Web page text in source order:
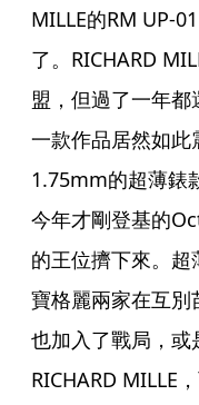
MILLE的RM UP-
了。RICHARD
盟，但過了一年
一款作品居然如
1.75mm的超薄錶
今年才剛登基的
的王位擠下來。超
寶格麗兩家在互別
也加入了戰局，
RICHARD MILLE